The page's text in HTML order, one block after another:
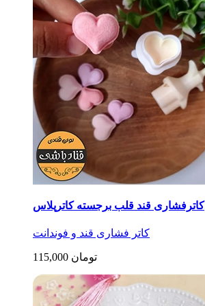
کاترفشاری قند قلب برجسته کاترپلاس
کاتر فشاری قند و فوندانت
115,000 تومان